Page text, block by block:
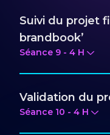
Suivi du projet
brandbook’
Séance 9 - 4 H
Validation du
Séance 10 - 4 H